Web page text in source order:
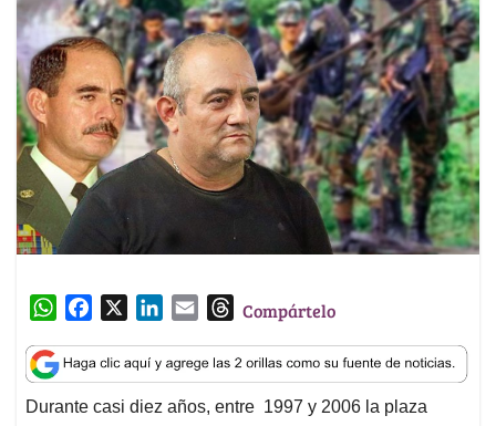
W
a
t
s
c
e
b
n
k
e
a
i
l
T
r
e
a
Compártelo
Durante casi diez años, entre 1997 y 2006 la plaza